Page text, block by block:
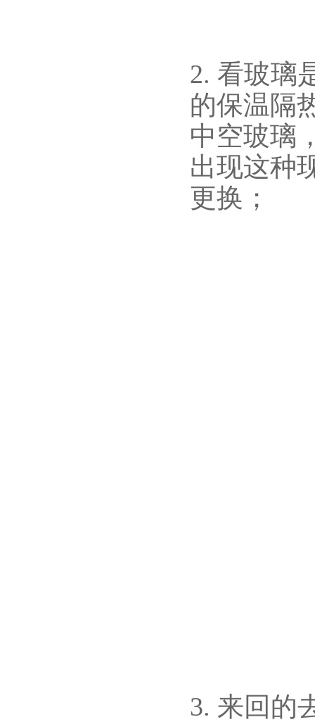
2. 看玻璃
的保温隔
中空玻璃
出现这种
更换；
3. 来回的